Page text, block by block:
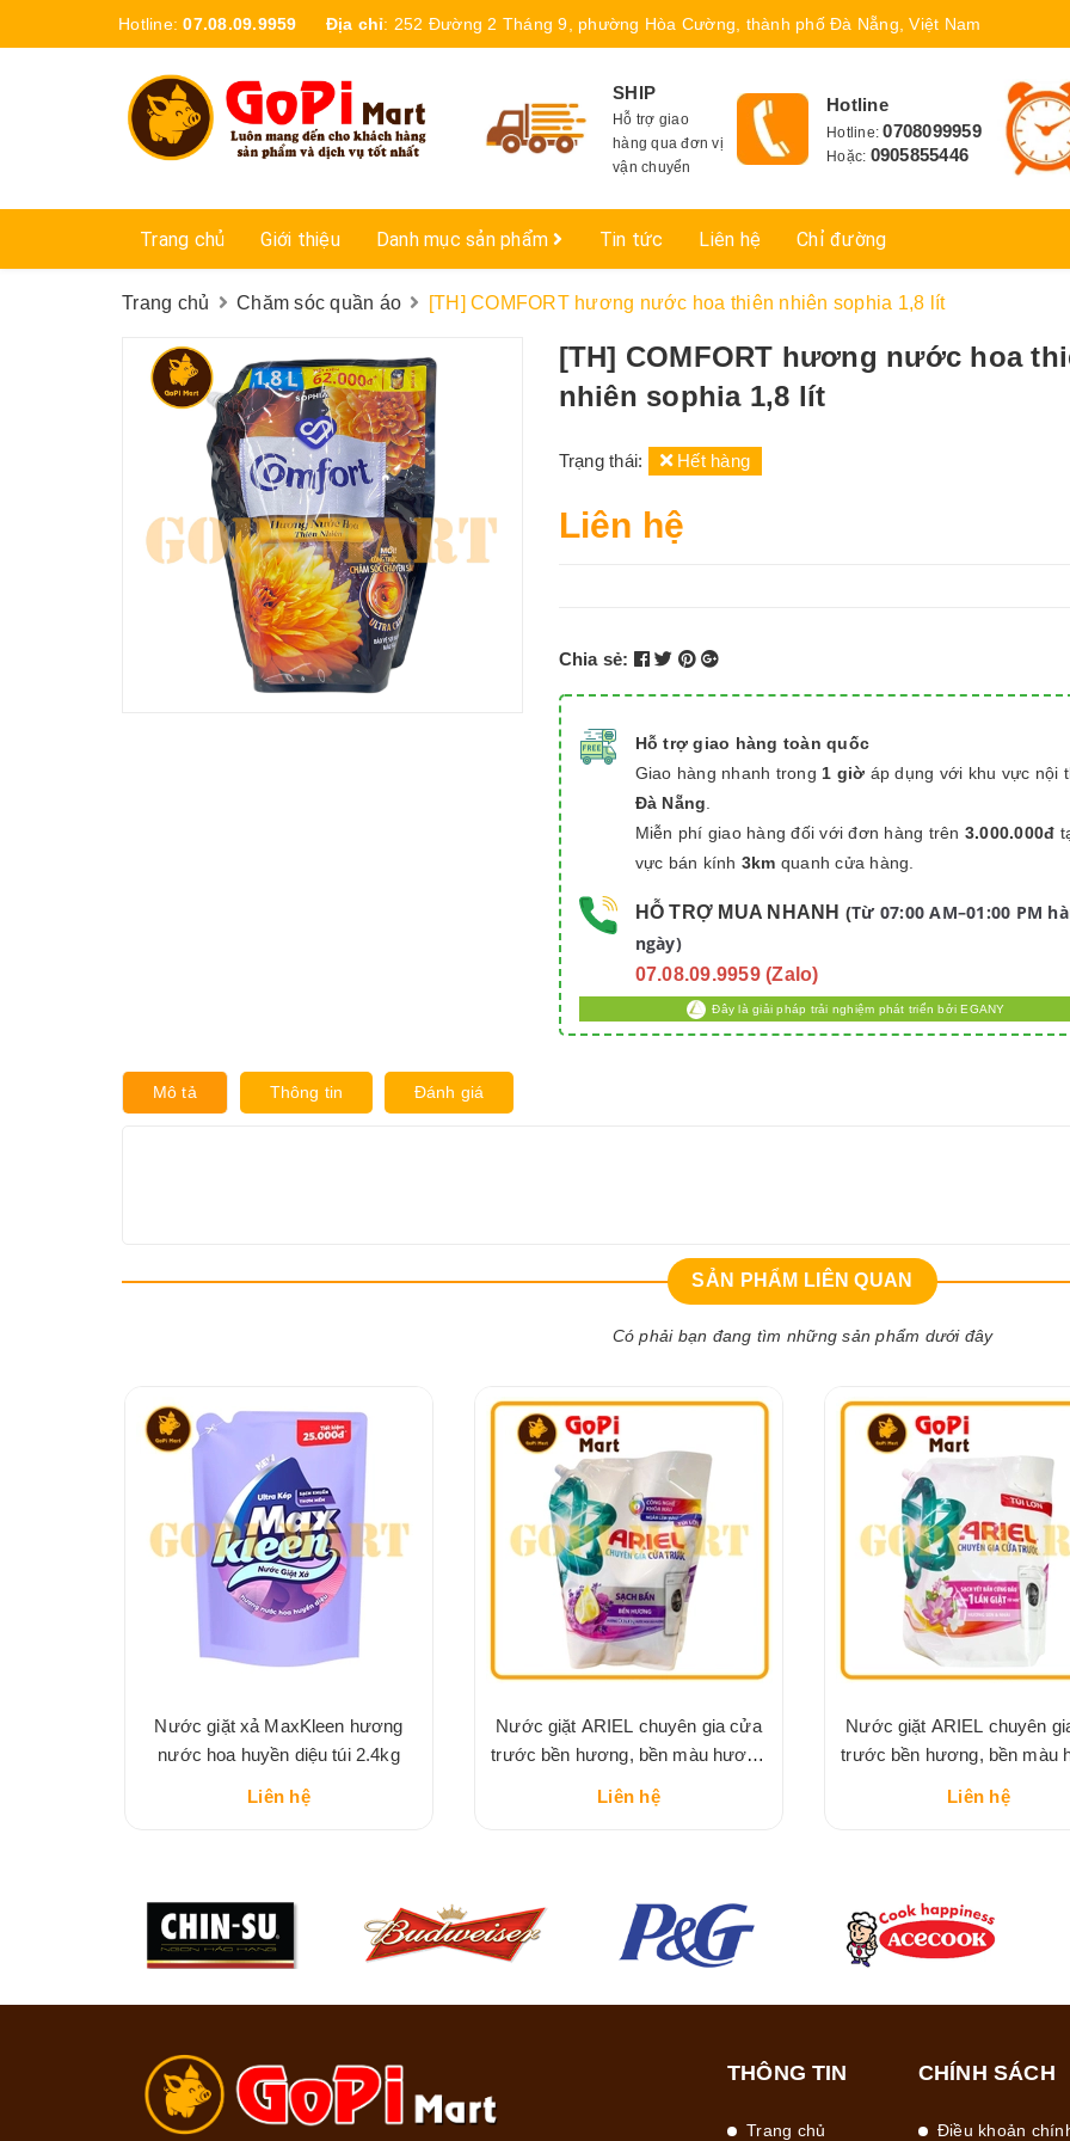
Hotline:07.08.09.9959 Địa chỉ: 252 Đường 2 Tháng 9, phường Hòa Cường, thành phố Đà Nẵng, Việt Nam
SHIP
Hỗ trợ giao
hàng qua đơn vị
vận chuyển
Hotline
Hotline:0708099959
Hoặc: 0905855446
Trang chủ Giới thiệu Danh mục sản phẩm Tin tức Liên hệ Chỉ đường
Trang chủ Chăm sóc quần áo [TH] COMFORT hương nước hoa thiên nhiên sophia 1,8 lít
[TH] COMFORT hương nước hoa
nhiên sophia 1,8 lít
Trạng thái: Hết hàng
Liên hệ
Chia sẻ:
Hỗ trợ giao hàng toàn quốc
Giao hàng nhanh trong 1 giờ áp dụng với khu vực nội
Đà Nẵng
Miễn phí giao hàng đối với đơn hàng trên 3.000.000đ
vực bán kính 3km quanh cửa hàng.
HỖ TRỢ MUA NHANH (Từ 07:00 AM–01:00 PM
ngày)
07.08.09.9959 (Zalo)
Đây là giải pháp trải nghiệm phát triển bởi EGANY
Mô tả Thông tin Đánh giá
SẢN PHẨM LIÊN QUAN
Có phải bạn đang tìm những sản phẩm dưới đây
Nước giặt xả MaxKleen hương
nước hoa huyền diệu túi 2.4kg
Liên hệ
Nước giặt ARIEL chuyên gia cửa
trước bền hương, bền màu hương
Liên hệ
Nước giặt ARIEL chuyên
trước bền hương, bền màu
Liên hệ
THÔNG TIN
Trang chủ
CHÍNH SÁCH
Điều khoản